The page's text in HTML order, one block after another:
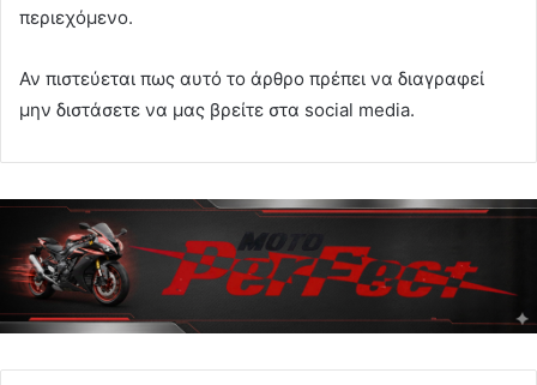
περιεχόμενο.
Αν πιστεύεται πως αυτό το άρθρο πρέπει να διαγραφεί
μην διστάσετε να μας βρείτε στα social media.